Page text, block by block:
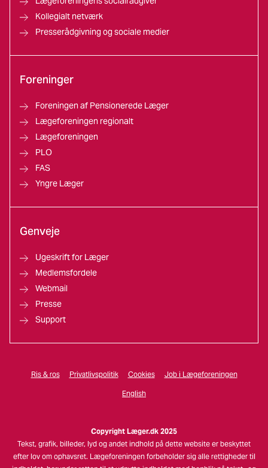
Kollegialt netværk
Presserådgivning og sociale medier
Foreninger
Foreningen af Pensionerede Læger
Lægeforeningen regionalt
Lægeforeningen
PLO
FAS
Yngre Læger
Genveje
Ugeskrift for Læger
Medlemsfordele
Webmail
Presse
Support
Ris & ros Privatlivspolitik Cookies Job i Lægeforeningen
English
Copyright Læger.dk 2025
Tekst, grafik, billeder, lyd og andet indhold på dette website er beskyttet
efter lov om ophavsret. Lægeforeningen forbeholder sig alle rettigheder til